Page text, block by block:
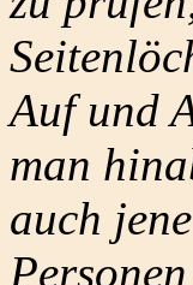
Auf und
man
auch